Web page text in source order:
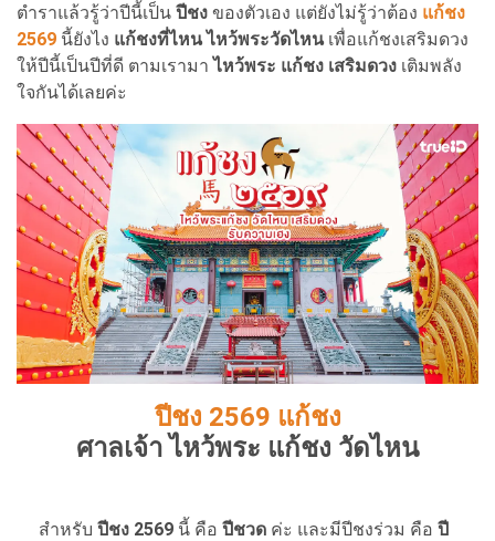
ตำราแล้วรู้ว่าปีนี้เป็น ปีชง ของตัวเอง แต่ยังไม่รู้ว่าต้อง แก้ชง
2569 นี้ยังไง แก้ชงที่ไหน ไหว้พระวัดไหนเพื่อแก้ชงเสริมดวง
ให้ปีนี้เป็นปีที่ดี ตามเรามาไหว้พระ แก้ชง เสริมดวง เติมพลัง
ใจกันได้เลยค่ะ
ปีชง 2569 แก้ชง
ศาลเจ้า ไหว้พระ แก้ชง วัดไหน
สำหรับ ปีชง 2569 นี้ คือ ปีชวด ค่ะ และมีปีชงร่วม คือ ปี